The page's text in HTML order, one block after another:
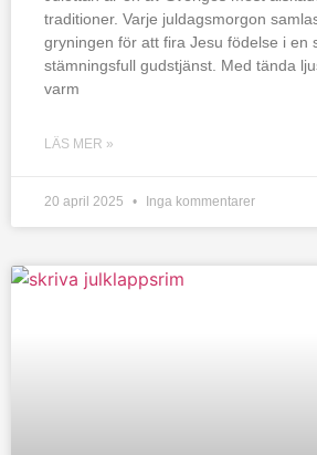
traditioner. Varje juldagsmorgon
gryningen för att fira Jesu födelse i en
stämningsfull gudstjänst. Med tända
varm
LÄS MER »
20 april 2025 Inga kommentarer